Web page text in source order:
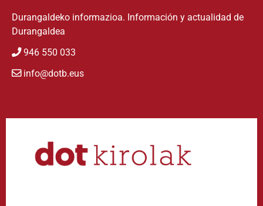
Durangaldeko informazioa. Información y actualidad de
Durangaldea
946 550 033
info@dotb.eus